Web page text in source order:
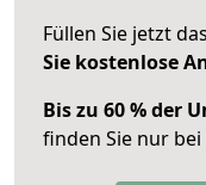
Füllen Sie jetzt
Sie kostenlose
Bis zu 60 % der
finden Sie nur bei